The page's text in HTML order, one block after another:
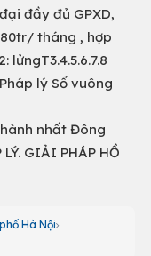
đầy đủ GPXD,
tháng , hợp
lửngT3.4.5.6.7.8
lý Sổ vuông
nhất Đông
GIẢI PHÁP HỒ
Hà Nội